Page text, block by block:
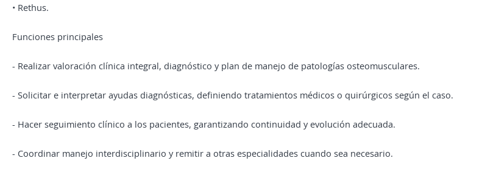
• Rethus.
Funciones principales
- Realizar valoración clínica integral, diagnóstico y plan de manejo de patologías osteomusculares.
- Solicitar e interpretar ayudas diagnósticas, definiendo tratamientos médicos o quirúrgicos según el caso.
- Hacer seguimiento clínico a los pacientes, garantizando continuidad y evolución adecuada.
- Coordinar manejo interdisciplinario y remitir a otras especialidades cuando sea necesario.